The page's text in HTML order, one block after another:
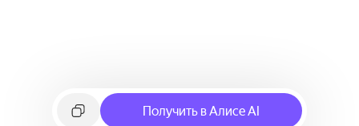
Получить в Алисе AI